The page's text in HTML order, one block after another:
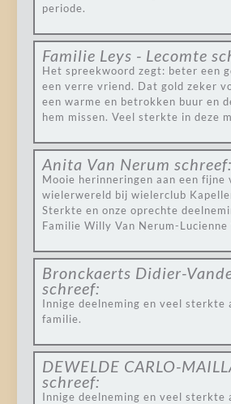
periode.
Familie Leys - Lecomte
Het spreekwoord zegt: beter een
een verre vriend. Dat gold zeker
een warme en betrokken buur en
hem missen. Veel sterkte in deze
Anita Van Nerum schreef:
Mooie herinneringen aan een fijne
wielerwereld bij wielerclub
Sterkte en onze oprechte
Familie Willy Van Nerum-Lucienne
Bronckaerts Didier-
schreef:
Innige deelneming en veel sterkte
familie.
DEWELDE CARLO-
schreef:
Innige deelneming en veel sterkte